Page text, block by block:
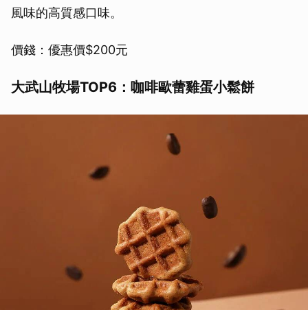
風味的高質感口味。
價錢：優惠價$200元
大武山牧場TOP6：咖啡歐蕾雞蛋小鬆餅